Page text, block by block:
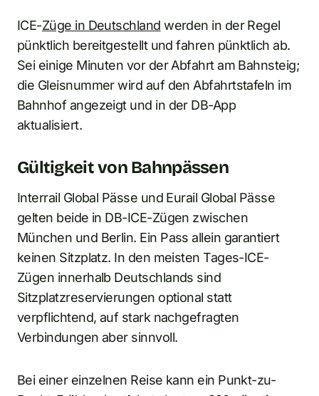
ICE-Züge in Deutschland werden in der Regel
pünktlich bereitgestellt und fahren pünktlich ab.
Sei einige Minuten vor der Abfahrt am Bahnsteig;
die Gleisnummer wird auf den Abfahrtstafeln im
Bahnhof angezeigt und in der DB-App
aktualisiert.
Gültigkeit von Bahnpässen
Interrail Global Pässe und Eurail Global Pässe
gelten beide in DB-ICE-Zügen zwischen
München und Berlin. Ein Pass allein garantiert
keinen Sitzplatz. In den meisten Tages-ICE-
Zügen innerhalb Deutschlands sind
Sitzplatzreservierungen optional statt
verpflichtend, auf stark nachgefragten
Verbindungen aber sinnvoll.
Bei einer einzelnen Reise kann ein Punkt-zu-